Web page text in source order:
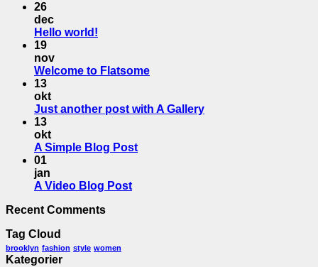
26
dec
Hello world!
19
nov
Welcome to Flatsome
13
okt
Just another post with A Gallery
13
okt
A Simple Blog Post
01
jan
A Video Blog Post
Recent Comments
Tag Cloud
brooklyn fashion style women
Kategorier